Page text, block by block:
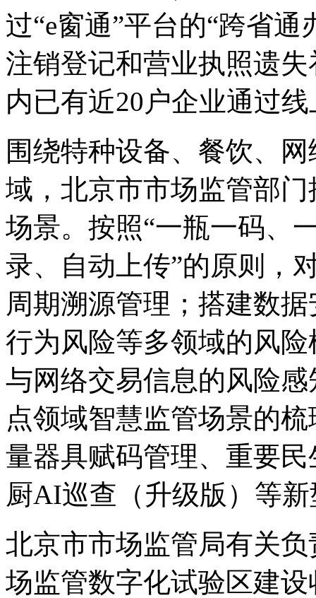
过“e窗通”平台的“跨省
注销登记和营业执照遗
内已有近20户企业通过
围绕特种设备、餐饮、
域，北京市市场监管部
场景。按照“一瓶一码、
录、自动上传”的原则，
周期溯源管理；搭建数
行为风险等多领域的风
与网络交易信息的风险
点领域智慧监管场景的
量器具赋码管理、重要
厨AI巡查（升级版）等
北京市市场监管局有关
场监管数字化试验区建